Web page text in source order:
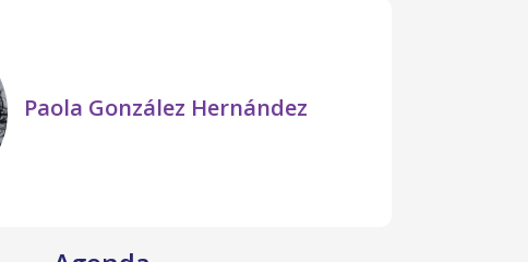
Paola González Hernández